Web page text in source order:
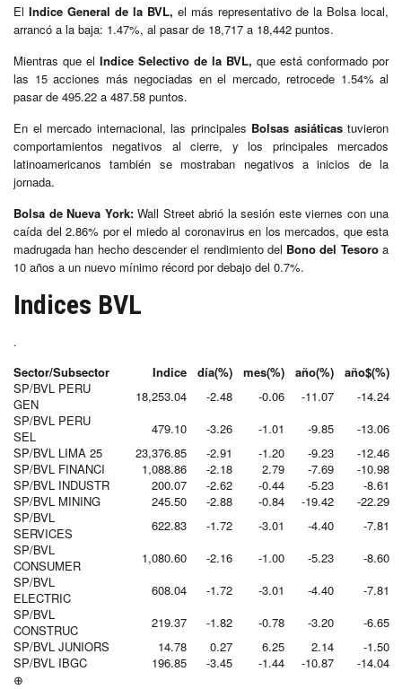
El Indice General de la BVL, el más representativo de la Bolsa local,
arrancó a la baja: 1.47%, al pasar de 18,717 a 18,442 puntos.
Mientras que el Indice Selectivo de la BVL, que está conformado por
las 15 acciones más negociadas en el mercado, retrocede 1.54% al
pasar de 495.22 a 487.58 puntos.
En el mercado internacional, las principales Bolsas asiáticastuvieron
comportamientos negativos al cierre, y los principales mercados
latinoamericanos también se mostraban negativos a inicios de la
jornada.
Bolsa de Nueva York:Wall Street abrió la sesión este viernes con una
caída del 2.86% por el miedo al coronavirus en los mercados, que esta
madrugada han hecho descender el rendimiento del Bono del Tesoroa
10 años a un nuevo mínimo récord por debajo del 0.7%.
Indices BVL
.
Sector/Subsector Indice día(%) mes(%) año(%) año$(%)
SP/BVL PERU
GEN
18,253.04 -2.48 -0.06 -11.07
-14.24
SP/BVL PERU
SEL
479.10 -3.26 -1.01 -9.85
-13.06
SP/BVL LIMA 25
23,376.85 -2.91 -1.20 -9.23
-12.46
SP/BVL FINANCI
1,088.86 -2.18 2.79 -7.69
-10.98
SP/BVL INDUSTR
200.07 -2.62 -0.44 -5.23
-8.61
SP/BVL MINING
245.50 -2.88 -0.84 -19.42
-22.29
SP/BVL
SERVICES
622.83 -1.72 -3.01 -4.40
-7.81
SP/BVL
CONSUMER
1,080.60 -2.16 -1.00 -5.23
-8.60
SP/BVL
ELECTRIC
608.04 -1.72 -3.01 -4.40
-7.81
SP/BVL
CONSTRUC
219.37 -1.82 -0.78 -3.20
-6.65
SP/BVL JUNIORS
14.78 0.27 6.25 2.14
-1.50
SP/BVL IBGC
196.85 -3.45 -1.44 -10.87
-14.04
⊕